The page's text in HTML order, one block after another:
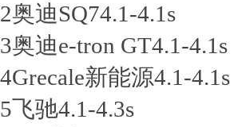
2奥迪SQ74.1-4.1s
3奥迪e-tron GT4.1-4.1s
4Grecale新能源4.1-4.1s
5飞驰4.1-4.3s